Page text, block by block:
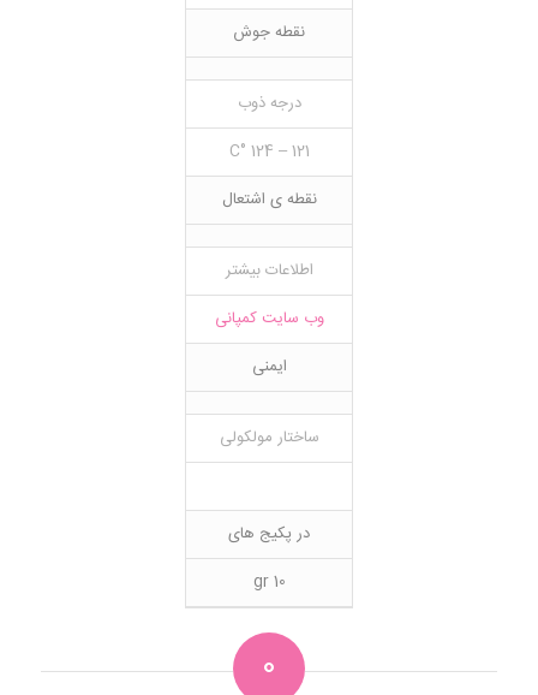
نقطه جوش
درجه ذوب
121 – 124 °C
نقطه ی اشتعال
اطلاعات بیشتر
وب سایت کمپانی
ایمنی
ساختار مولکولی
در پکیج های
10 gr
0